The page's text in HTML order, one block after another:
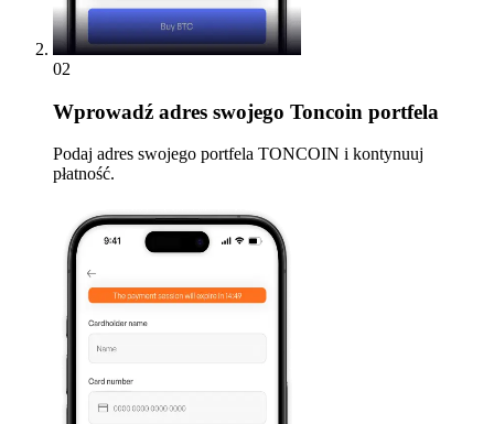
02
Wprowadź adres swojego Toncoin portfela
Podaj adres swojego portfela TONCOIN i kontynuuj
płatność.